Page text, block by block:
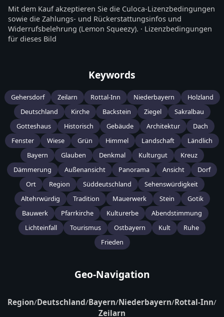
Mit dem Kauf akzeptieren Sie die Culoca-Lizenzbedingungen
sowie die Zahlungs- und Rückerstattungsinfos und
Widerrufsbelehrung (Lemon Squeezy). · Lizenzbedingungen
für dieses Bild
Keywords
Gehersdorf Zeilarn Rottal-Inn Niederbayern
Holzland
Deutschland
Kirche Backstein Ziegel
Sakralbau
Gotteshaus
Historisch Gebäude Architektur
Dach
Fenster
Wiese Grün Himmel Landschaft
Ländlich
Bayern
Glauben Denkmal Kulturgut
Kreuz
Dämmerung
Außenansicht Panorama Ansicht
Dorf
Ort
Region Süddeutschland
Sehenswürdigkeit
Altehrwürdig
Tradition Mauerwerk Stein
Gotik
Bauwerk
Pfarrkirche Kulturerbe
Abendstimmung
Lichteinfall
Tourismus Ostbayern Kult
Ruhe
Frieden
Geo-Navigation
Region/Deutschland/Bayern/Niederbayern/Rottal-Inn/
Zeilarn